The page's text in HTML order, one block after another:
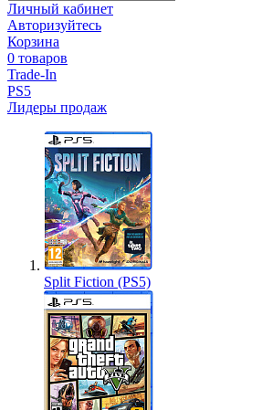
Личный кабинет
Авторизуйтесь
Корзина
0 товаров
Trade-In
PS5
Лидеры продаж
Split Fiction (PS5)